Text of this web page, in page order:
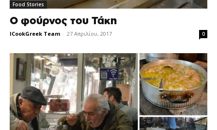
Food Stories
Ο φούρνος του Τάκη
ICookGreek Team - 27 Απριλίου, 2017 0